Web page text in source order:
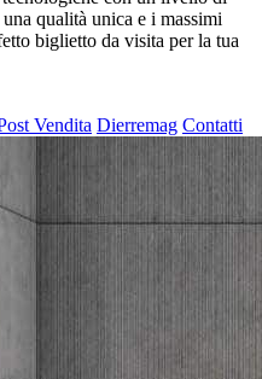
qualità unica e i massimi
biglietto da visita per la tua
Vendita Dierremag Contatti